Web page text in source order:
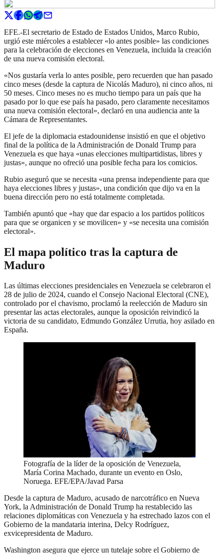
EFE.-El secretario de Estado de Estados Unidos, Marco Rubio,
urgió este miércoles a establecer «lo antes posible» las condiciones
para la celebración de elecciones en Venezuela, incluida la creación
de una nueva comisión electoral.
«Nos gustaría verla lo antes posible, pero recuerden que han pasado
cinco meses (desde la captura de Nicolás Maduro), ni cinco años, ni
50 meses. Cinco meses no es mucho tiempo para un país que ha
pasado por lo que ese país ha pasado, pero claramente necesitamos
una nueva comisión electoral», declaró en una audiencia ante la
Cámara de Representantes.
El jefe de la diplomacia estadounidense insistió en que el objetivo
final de la política de la Administración de Donald Trump para
Venezuela es que haya «unas elecciones multipartidistas, libres y
justas», aunque no ofreció una posible fecha para los comicios.
Rubio aseguró que se necesita «una prensa independiente para que
haya elecciones libres y justas», una condición que dijo va en la
buena dirección pero no está totalmente completada.
También apuntó que «hay que dar espacio a los partidos políticos
para que se organicen y se movilicen» y «se necesita una comisión
electoral».
El mapa político tras la captura de
Maduro
Las últimas elecciones presidenciales en Venezuela se celebraron el
28 de julio de 2024, cuando el Consejo Nacional Electoral (CNE),
controlado por el chavismo, proclamó la reelección de Maduro sin
presentar las actas electorales, aunque la oposición reivindicó la
victoria de su candidato, Edmundo González Urrutia, hoy asilado en
España.
Fotografía de la líder de la oposición de Venezuela,
María Corina Machado, durante un evento en Oslo,
Noruega. EFE/EPA/Javad Parsa
Desde la captura de Maduro, acusado de narcotráfico en Nueva
York, la Administración de Donald Trump ha restablecido las
relaciones diplomáticas con Venezuela y ha estrechado lazos con el
Gobierno de la mandataria interina, Delcy Rodríguez,
exvicepresidenta de Maduro.
Washington asegura que ejerce un tutelaje sobre el Gobierno de